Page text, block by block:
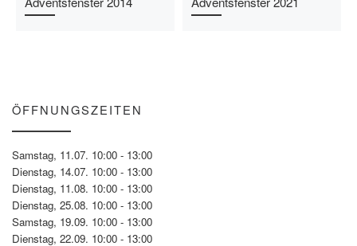
ÖFFNUNGSZEITEN
Samstag, 11.07. 10:00 - 13:00
Dienstag, 14.07. 10:00 - 13:00
Dienstag, 11.08. 10:00 - 13:00
Dienstag, 25.08. 10:00 - 13:00
Samstag, 19.09. 10:00 - 13:00
Dienstag, 22.09. 10:00 - 13:00